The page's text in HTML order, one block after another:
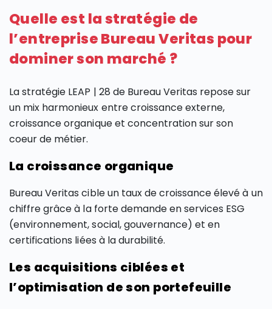
Quelle est la stratégie de
l’entreprise Bureau Veritas pour
dominer son marché ?
La stratégie LEAP | 28 de Bureau Veritas repose sur
un mix harmonieux entre croissance externe,
croissance organique et concentration sur son
coeur de métier.
La croissance organique
Bureau Veritas cible un taux de croissance élevé à un
chiffre grâce à la forte demande en services ESG
(environnement, social, gouvernance) et en
certifications liées à la durabilité.
Les acquisitions ciblées et
l’optimisation de son portefeuille